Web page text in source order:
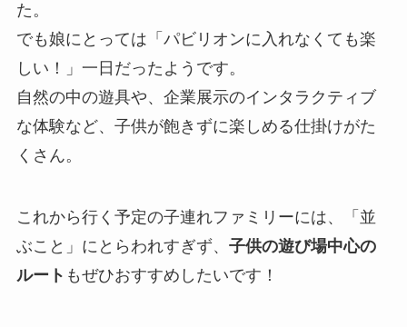
た。
でも娘にとっては「パビリオンに入れなくても楽
しい！」一日だったようです。
自然の中の遊具や、企業展示のインタラクティブ
な体験など、子供が飽きずに楽しめる仕掛けがた
くさん。
これから行く予定の子連れファミリーには、「並
ぶこと」にとらわれすぎず、 子供の遊び場中心の
ルート もぜひおすすめしたいです！